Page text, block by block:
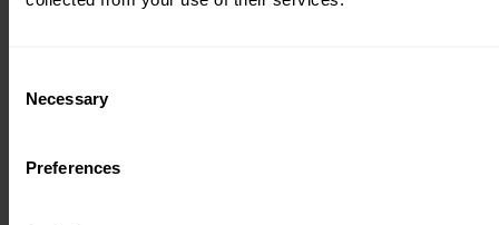
Selection
Necessary
Preferences